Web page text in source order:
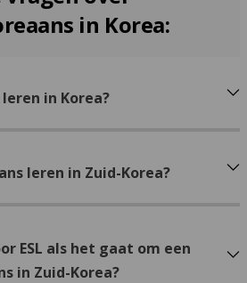
in Korea:
in Korea?
leren in Zuid-Korea?
ESL als het gaat om een
in Zuid-Korea?